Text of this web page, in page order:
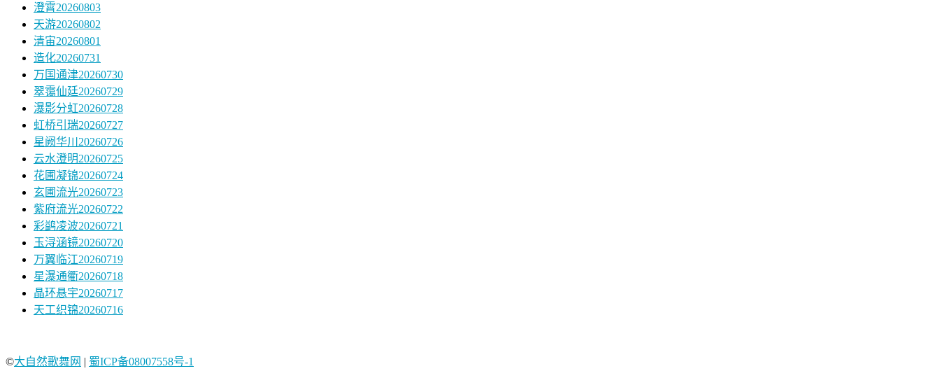
澄霄20260803
天游20260802
清宙20260801
造化20260731
万国通津20260730
翠霭仙廷20260729
瀑影分虹20260728
虹桥引瑞20260727
星阙华川20260726
云水澄明20260725
花圃凝锦20260724
玄圃流光20260723
紫府流光20260722
彩鹢凌波20260721
玉浔涵镜20260720
万翼临江20260719
星瀑通衢20260718
晶环悬宇20260717
天工织锦20260716
©大自然歌舞网 | 蜀ICP备08007558号-1